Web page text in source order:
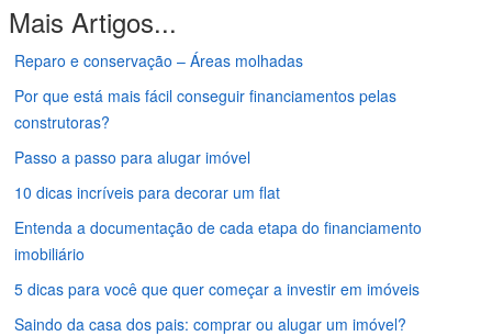
Mais Artigos...
Reparo e conservação – Áreas molhadas
Por que está mais fácil conseguir financiamentos pelas
construtoras?
Passo a passo para alugar imóvel
10 dicas incríveis para decorar um flat
Entenda a documentação de cada etapa do financiamento
imobiliário
5 dicas para você que quer começar a investir em imóveis
Saindo da casa dos pais: comprar ou alugar um imóvel?